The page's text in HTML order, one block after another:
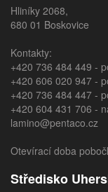
Hliníky 2068,
680 01 Boskovice
Kontakty:
+420 736 484 449 -
+420 606 020 947 -
+420 736 484 447 -
+420 604 431 706 -
lamino@pentaco.cz
Otevírací doba
Středisko